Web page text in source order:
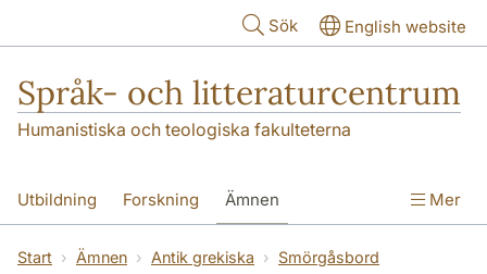
Sök English website
Språk- och litteraturcentrum
Humanistiska och teologiska fakulteterna
Utbildning Forskning Ämnen
SOL-husen Kontakt Institutionen
Mer
Start Ämnen Antik grekiska
Smörgåsbord